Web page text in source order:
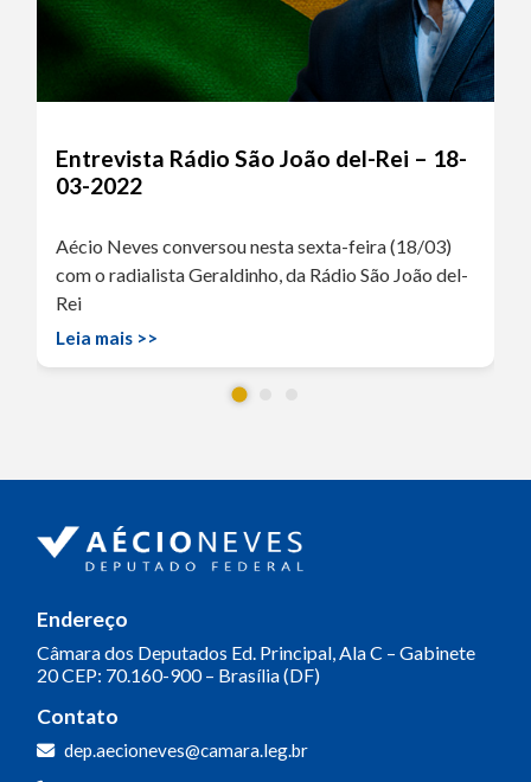
Entrevista Rádio São João del-Rei – 18-
03-2022
Aécio Neves conversou nesta sexta-feira (18/03)
com o radialista Geraldinho, da Rádio São João del-
Rei
Leia mais >>
Endereço
Câmara dos Deputados Ed. Principal, Ala C – Gabinete
20CEP: 70.160-900 – Brasília (DF)
Contato
dep.aecioneves@camara.leg.br